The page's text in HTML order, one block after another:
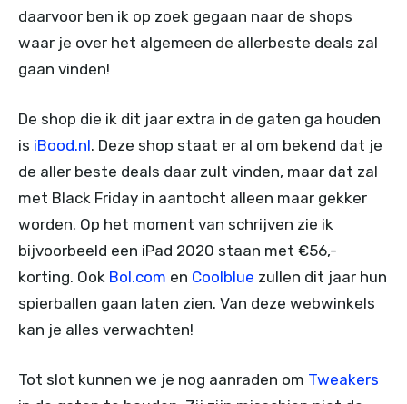
daarvoor ben ik op zoek gegaan naar de shops
waar je over het algemeen de allerbeste deals zal
gaan vinden!
De shop die ik dit jaar extra in de gaten ga houden
is iBood.nl. Deze shop staat er al om bekend dat je
de aller beste deals daar zult vinden, maar dat zal
met Black Friday in aantocht alleen maar gekker
worden. Op het moment van schrijven zie ik
bijvoorbeeld een iPad 2020 staan met €56,-
korting. Ook Bol.com en Coolblue zullen dit jaar hun
spierballen gaan laten zien. Van deze webwinkels
kan je alles verwachten!
Tot slot kunnen we je nog aanraden om Tweakers